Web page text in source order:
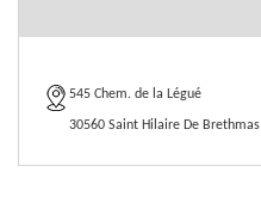
545 Chem. de la Légué
30560 Saint Hilaire De Brethmas